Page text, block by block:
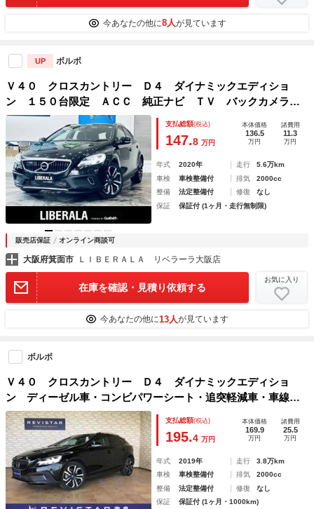
今あなたの他に8人が見ています
UP ボルボ
Ｖ４０ クロスカントリー Ｄ４ ダイナミックエディショ
ン １５０台限定 ＡＣＣ 純正ナビ ＴＶ バックカメラ
純正１８インチＡＷ ＬＥＤヘッドライト クリアランスソナ
ー ＢＬＩＳ ルーフレール パドルシフト ハーフ革 Ｄメ
モリ付きパワーシート リモコンキー
支払総額(税込)
147.8 万円
本体価格
136.5
万円
諸費用
11.3
万円
年式 2020年 走行
5.6万km
車検
車検整備付 排気
2000cc
整備
法定整備付 修復
なし
保証
保証付 (1ヶ月・走行無制限)
販売店保証 オンライン商談可
大阪府箕面市 ＬＩＢＥＲＡＬＡ リベラーラ大阪店
在庫を確認・見積り依頼する
お気に入り
今あなたの他に13人が見ています
ボルボ
Ｖ４０ クロスカントリー Ｄ４ ダイナミックエディショ
ン ディーゼル車・コンビパワーシート・追突軽減車・車線逸
脱警告・アダクティブクルーズコントロール・ブライドスポッ
ト・道路標識アシスト・ナビＴＶ・バックカメラ・コーナーセ
ンサー・アクティブハイビーム
支払総額(税込)
195.4 万円
本体価格
169.9
万円
諸費用
25.5
万円
年式 2019年 走行
3.8万km
車検
車検整備付 排気
2000cc
整備
法定整備付 修復
なし
保証
保証付 (1ヶ月・1000km)